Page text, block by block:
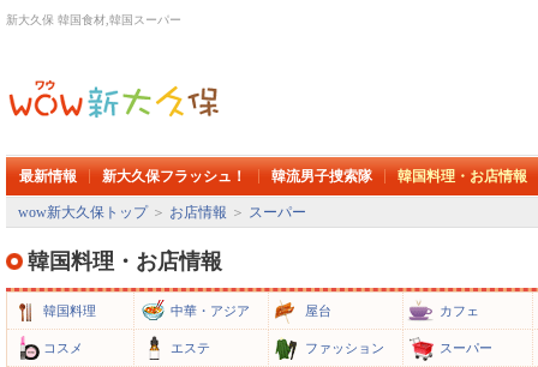
新大久保 韓国食材,韓国スーパー
最新情報 新大久保フラッシュ！ 韓流男子捜索隊 韓国料理・お店情報
wow新大久保トップ＞ お店情報 ＞ スーパー
韓国料理・お店情報
韓国料理 中華・アジア 屋台 カフェ
コスメ エステ ファッション スーパー